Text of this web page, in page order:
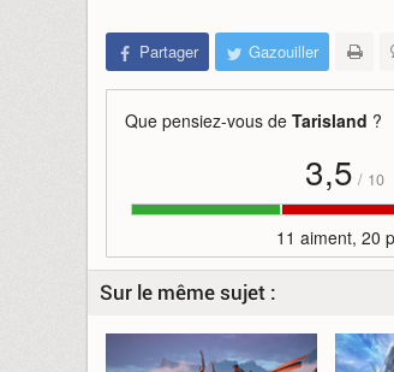
Partager Gazouiller
Que pensiez-vous de Tarisland ?
3,5 / 10
11 aiment, 20
Sur le même sujet :